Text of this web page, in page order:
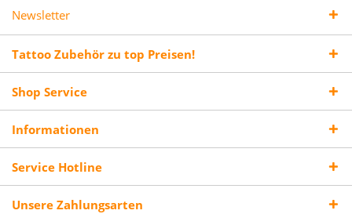
Newsletter
Tattoo Zubehör zu top Preisen!
Shop Service
Informationen
Service Hotline
Unsere Zahlungsarten